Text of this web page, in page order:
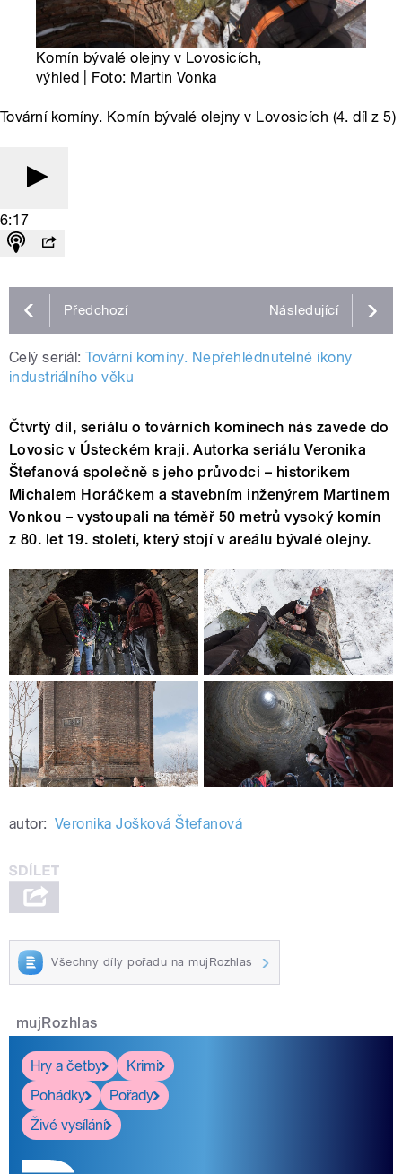
Komín bývalé olejny v Lovosicích,
výhled | Foto: Martin Vonka
Tovární komíny. Komín bývalé olejny v Lovosicích (4. díl z 5)
6:17
Předchozí Následující
Celý seriál: Tovární komíny. Nepřehlédnutelné ikony
industriálního věku
Čtvrtý díl, seriálu o továrních komínech nás zavede do
Lovosic v Ústeckém kraji. Autorka seriálu Veronika
Štefanová společně s jeho průvodci – historikem
Michalem Horáčkem a stavebním inženýrem Martinem
Vonkou – vystoupali na téměř 50 metrů vysoký komín
z 80. let 19. století, který stojí v areálu bývalé olejny.
autor: Veronika Jošková Štefanová
Všechny díly pořadu na mujRozhlas
mujRozhlas
Hry a četby
Krimi
Pohádky
Pořady
Živé vysílání